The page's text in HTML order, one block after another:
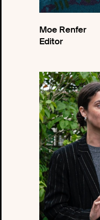
Moe Renfer
Editor